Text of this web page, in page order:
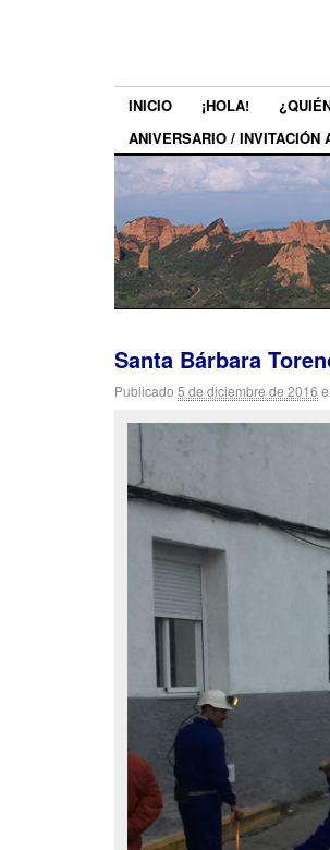
INICIO ¡HOLA!
ANIVERSARIO / INVITACIÓN
Santa Bárbara
Publicado 5 de diciembre de 2016